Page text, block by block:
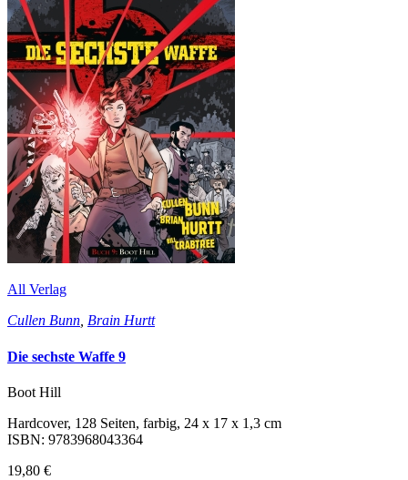
All Verlag
Cullen Bunn Brain Hurtt
Die sechste Waffe 9
Boot Hill
Hardcover, 128 Seiten, farbig, 24 x 17 x 1,3 cm
ISBN: 9783968043364
19,80 €